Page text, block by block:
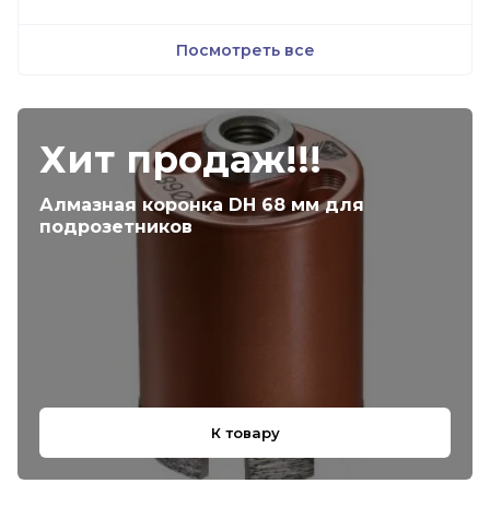
Посмотреть все
Хит продаж!!!
Алмазная коронка DH 68 мм для
подрозетников
К товару